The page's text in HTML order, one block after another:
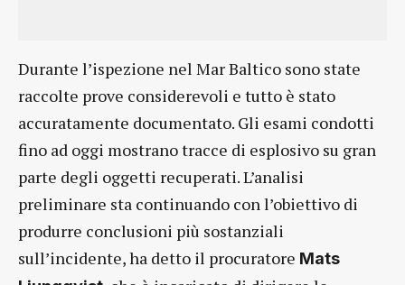
Durante l’ispezione nel Mar Baltico sono state
raccolte prove considerevoli e tutto è stato
accuratamente documentato. Gli esami condotti
fino ad oggi mostrano tracce di esplosivo su gran
parte degli oggetti recuperati. L’analisi
preliminare sta continuando con l’obiettivo di
produrre conclusioni più sostanziali
sull’incidente, ha detto il procuratore Mats